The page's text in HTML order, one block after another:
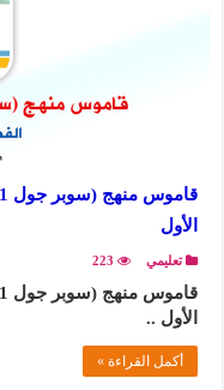
الأول
تعليمي 223
الأول ..
أكمل القراءة »